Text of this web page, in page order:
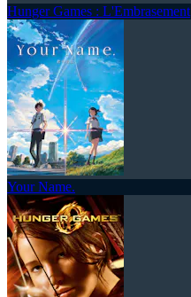
Hunger Games : L'Embrasement
Your Name.